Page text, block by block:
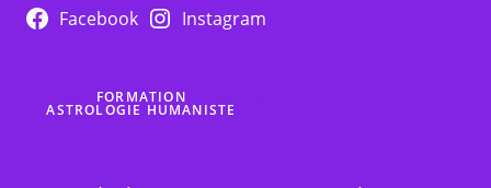
Facebook Instagram
FORMATION
ASTROLOGIE HUMANISTE